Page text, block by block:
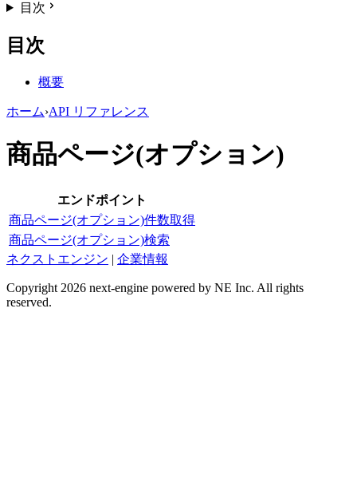
目次
目次
概要
ホーム›API リファレンス
商品ページ(オプション)
エンドポイント
商品ページ(オプション)件数取得
商品ページ(オプション)検索
ネクストエンジン | 企業情報
Copyright 2026 next-engine powered by NE Inc. All rights
reserved.